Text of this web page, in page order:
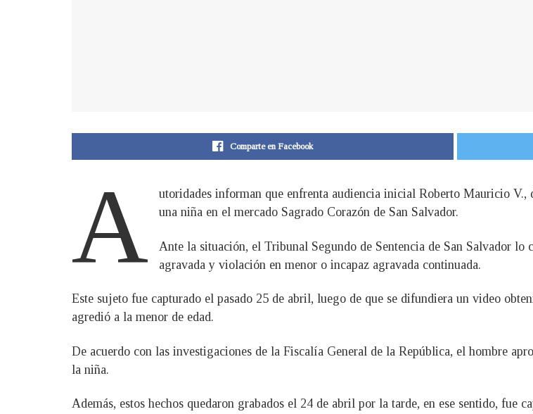
Comparte en Facebook
A
utoridades informan que enfrenta audiencia inicial Roberto Mauricio V.,
una niña en el mercado Sagrado Corazón de San Salvador.
Ante la situación, el Tribunal Segundo de Sentencia de San Salvador
agravada y violación en menor o incapaz agravada continuada.
Este sujeto fue capturado el pasado 25 de abril, luego de que se difundiera un video
agredió a la menor de edad.
De acuerdo con las investigaciones de la Fiscalía General de la República, el hombre
la niña.
Además, estos hechos quedaron grabados el 24 de abril por la tarde, en ese sentido, fue